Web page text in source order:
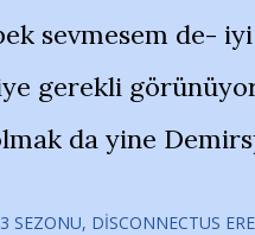
sevmesem de-
gerekli
da yine
SEZONU DISCONNECTUS